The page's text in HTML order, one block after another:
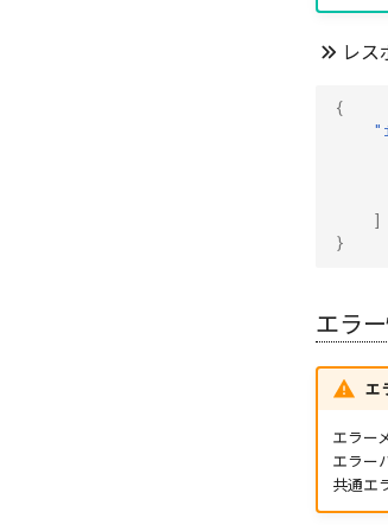
レス
{
]
}
エラ
エ
エラー
エラー
共通エ